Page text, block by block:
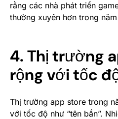
rằng các nhà phát triển
thường xuyên hơn trong
4. Thị trường
rộng với tốc
Thị trường app store trong
với tốc độ như “tên bắn”.